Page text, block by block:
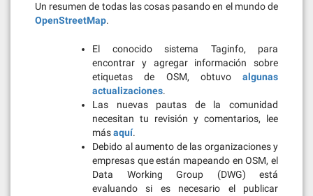
Un resumen de todas las cosas pasando en el mundo de
OpenStreetMap.
El conocido sistema Taginfo, para
encontrar y agregar información sobre
etiquetas de OSM, obtuvo algunas
actualizaciones.
Las nuevas pautas de la comunidad
necesitan tu revisión y comentarios, lee
másaquí.
Debido al aumento de las organizaciones y
empresas que están mapeando en OSM, el
Data Working Group (DWG) está
evaluando si es necesario el publicar